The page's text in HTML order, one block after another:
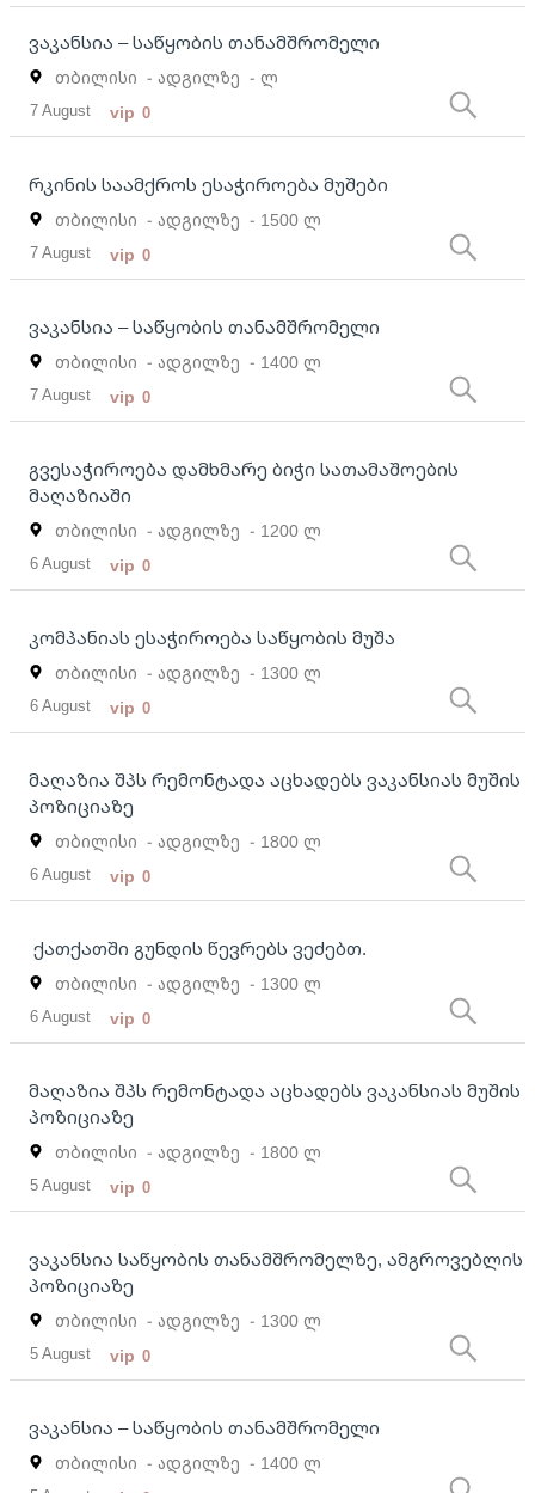
ვაკანსია – საწყობის თანამშრომელი
თბილისი - ადგილზე - ლ
7 August vip 0
რკინის საამქროს ესაჭიროება მუშები
თბილისი - ადგილზე - 1500 ლ
7 August vip 0
ვაკანსია – საწყობის თანამშრომელი
თბილისი - ადგილზე - 1400 ლ
7 August vip 0
გვესაჭიროება დამხმარე ბიჭი სათამაშოების
მაღაზიაში
თბილისი - ადგილზე - 1200 ლ
6 August vip 0
კომპანიას ესაჭიროება საწყობის მუშა
თბილისი - ადგილზე - 1300 ლ
6 August vip 0
მაღაზია შპს რემონტადა აცხადებს ვაკანსიას მუშის
პოზიციაზე
თბილისი - ადგილზე - 1800 ლ
6 August vip 0
ქათქათში გუნდის წევრებს ვეძებთ.
თბილისი - ადგილზე - 1300 ლ
6 August vip 0
მაღაზია შპს რემონტადა აცხადებს ვაკანსიას მუშის
პოზიციაზე
თბილისი - ადგილზე - 1800 ლ
5 August vip 0
ვაკანსია საწყობის თანამშრომელზე, ამგროვებლის
პოზიციაზე
თბილისი - ადგილზე - 1300 ლ
5 August vip 0
ვაკანსია – საწყობის თანამშრომელი
თბილისი - ადგილზე - 1400 ლ